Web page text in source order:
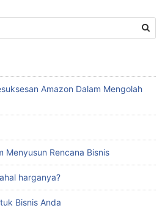
Amazon Dalam Mengolah
Menyusun Rencana Bisnis
harganya?
Bisnis Anda